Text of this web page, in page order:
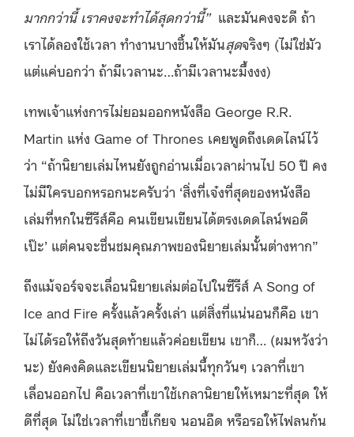
มากกว่านี้ เราคงจะทำได้สุดกว่านี้” และมันคงจะดี ถ้า
เราได้ลองใช้เวลา ทำงานบางชิ้นให้มันสุดจริงๆ (ไม่ใช่มัว
แต่แค่บอกว่า ถ้ามีเวลานะ…​ถ้ามีเวลานะมึ้งงง)
เทพเจ้าแห่งการไม่ยอมออกหนังสือ George R.R.
Martin แห่ง Game of Thrones เคยพูดถึงเดดไลน์ไว้
ว่า “ถ้านิยายเล่มไหนยังถูกอ่านเมื่อเวลาผ่านไป 50 ปี คง
ไม่มีใครบอกหรอกนะครับว่า ‘สิ่งที่เจ๋งที่สุดของหนังสือ
เล่มที่หกในซีรีส์คือ คนเขียนเขียนได้ตรงเดดไลน์พอดี
เป๊ะ’ แต่คนจะชื่นชมคุณภาพของนิยายเล่มนั้นต่างหาก”
ถึงแม้จอร์จจะเลื่อนนิยายเล่มต่อไปในซีรีส์ A Song of
Ice and Fire ครั้งแล้วครั้งเล่า แต่สิ่งที่แน่นอนก็คือ เขา
ไม่ได้รอให้ถึงวันสุดท้ายแล้วค่อยเขียน เขาก็… (ผมหวังว่า
นะ) ยังคงคิดและเขียนนิยายเล่มนี้ทุกวันๆ เวลาที่เขา
เลื่อนออกไป คือเวลาที่เขาใช้เกลานิยายให้เหมาะที่สุด ให้
ดีที่สุด ไม่ใช่เวลาที่เขาขี้เกียจ นอนอืด หรือรอให้ไฟลนก้น